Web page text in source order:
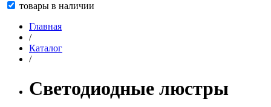
товары в наличии
Главная
/
Каталог
/
Светодиодные люстры